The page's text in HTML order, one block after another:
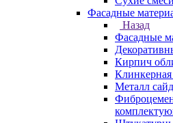
Фасадные
Назад
Фасадные
Кирпич
Клинкерная
Металл